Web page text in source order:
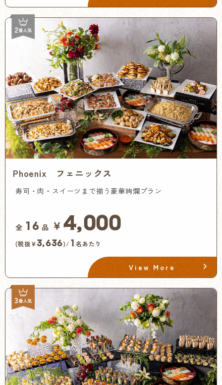
Phoenix フェニックス
寿司・肉・スイーツまで揃う豪華絢爛プラン
全 16 品 ￥4,000
(税抜¥3,636)/ 1 名あたり
View More